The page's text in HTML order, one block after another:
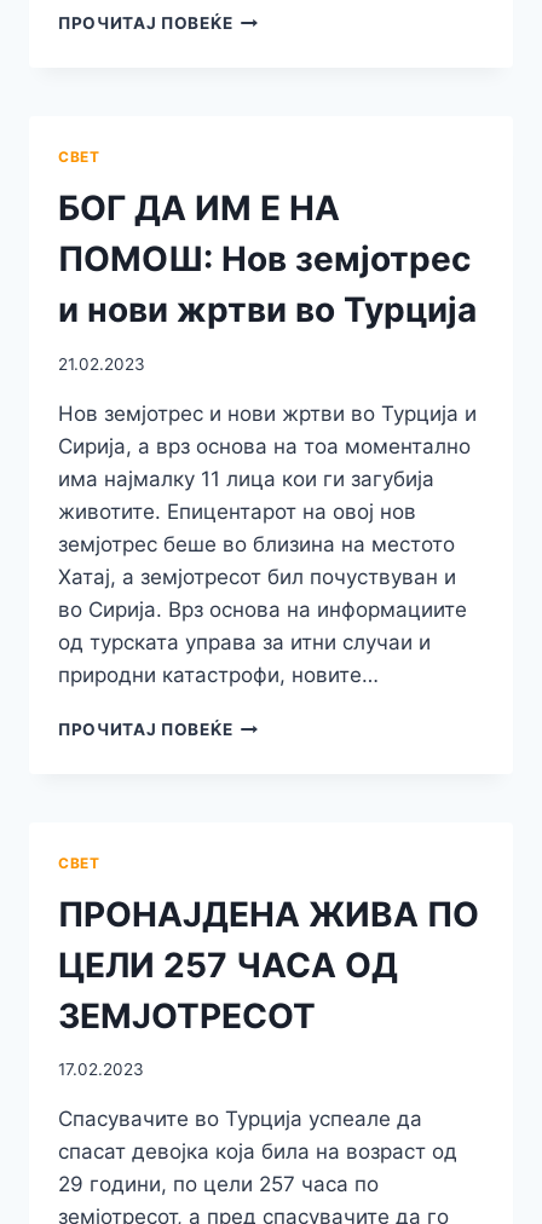
ПРОЧИТАЈ ПОВЕЌЕДОНЕСЕН
ИМААТ
ОДОБРЕНИЕ
ОД
РОДИТЕЛИТЕ
ДА
МРЕЖИ
СВЕТ
БОГ ДА ИМ Е НА
ПОМОШ: Нов земјотрес
и нови жртви во Турција
21.02.2023
Нов земјотрес и нови жртви во Турција и
Сирија, а врз основа на тоа моментално
има најмалку 11 лица кои ги загубија
животите. Епицентарот на овој нов
земјотрес беше во близина на местото
Хатај, а земјотресот бил почуствуван и
во Сирија. Врз основа на информациите
од турската управа за итни случаи и
природни катастрофи, новите…
ПРОЧИТАЈ ПОВЕЌЕБОГ
ЗЕМЈОТРЕС
И
НОВИ
ЖРТВИ
ВО
ТУРЦИЈА
СВЕТ
ПРОНАЈДЕНА ЖИВА ПО
ЦЕЛИ 257 ЧАСА ОД
ЗЕМЈОТРЕСОТ
17.02.2023
Спасувачите во Турција успеале да
спасат девојка која била на возраст од
29 години, по цели 257 часа по
земјотресот, а пред спасувачите да го